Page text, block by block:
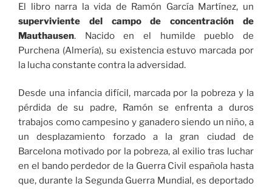
El libro narra la vida de Ramón García Martínez, un
superviviente del campo de concentración de
Mauthausen. Nacido en el humilde pueblo de
Purchena (Almería), su existencia estuvo marcada por
la lucha constante contra la adversidad.
Desde una infancia difícil, marcada por la pobreza y la
pérdida de su padre, Ramón se enfrenta a duros
trabajos como campesino y ganadero siendo un niño, a
un desplazamiento forzado a la gran ciudad de
Barcelona motivado por la pobreza, al exilio tras luchar
en el bando perdedor de la Guerra Civil española hasta
que, durante la Segunda Guerra Mundial, es deportado